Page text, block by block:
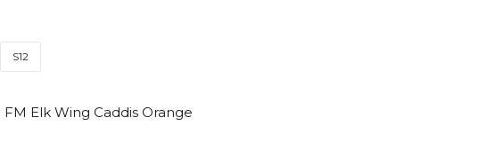
S12
Elk Wing Caddis Orange